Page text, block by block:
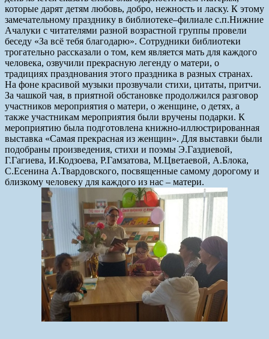
которые дарят детям любовь, добро, нежность и ласку. К этому
замечательному празднику в библиотеке–филиале с.п.Нижние
Ачалуки с читателями разной возрастной группы провели
беседу «За всё тебя благодарю». Сотрудники библиотеки
трогательно рассказали о том, кем является мать для каждого
человека, озвучили прекрасную легенду о матери, о
традициях празднования этого праздника в разных странах.
На фоне красивой музыки прозвучали стихи, цитаты, притчи.
За чашкой чая, в приятной обстановке продолжился разговор
участников мероприятия о матери, о женщине, о детях, а
также участникам мероприятия были вручены подарки. К
мероприятию была подготовлена книжно-иллюстрированная
выставка «Самая прекрасная из женщин». Для выставки были
подобраны произведения, стихи и поэмы Э.Газдиевой,
Г.Гагиева, И.Кодзоева, Р.Гамзатова, М.Цветаевой, А.Блока,
С.Есенина А.Твардовского, посвященные самому дорогому и
близкому человеку для каждого из нас – матери.